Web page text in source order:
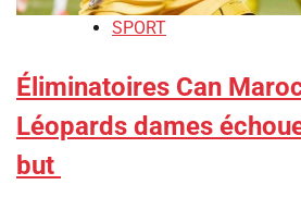
SPORT
Éliminatoires Can
Léopards dames
but